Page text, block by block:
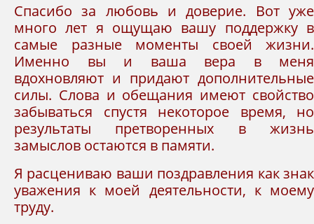
Спасибо за любовь и доверие. Вот уже
много лет я ощущаю вашу поддержку в
самые разные моменты своей жизни.
Именно вы и ваша вера в меня
вдохновляют и придают дополнительные
силы. Слова и обещания имеют свойство
забываться спустя некоторое время, но
результаты претворенных в жизнь
замыслов остаются в памяти.
Я расцениваю ваши поздравления как знак
уважения к моей деятельности, к моему
труду.